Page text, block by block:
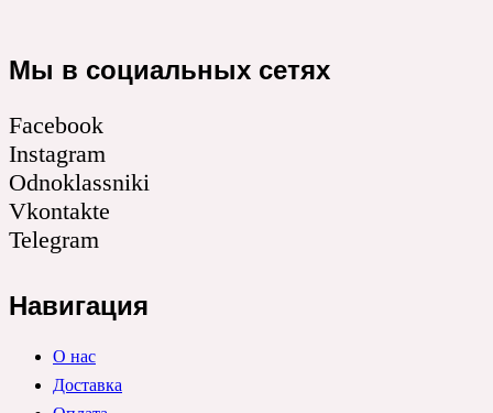
Мы в социальных сетях
Facebook
Instagram
Odnoklassniki
Vkontakte
Telegram
Навигация
О нас
Доставка